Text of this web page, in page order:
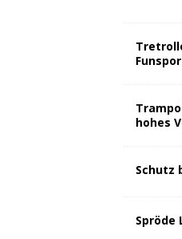
hohes
Schutz
Spröde